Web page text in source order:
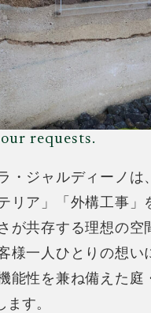
requests.
・ジャルディーノは
リア」「外構工事」
が共存する理想の空
様一人ひとりの想い
能性を兼ね備えた庭
す。